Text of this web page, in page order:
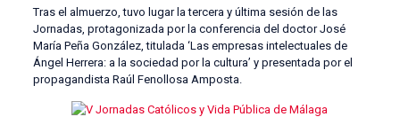
Tras el almuerzo, tuvo lugar la tercera y última sesión de las
Jornadas, protagonizada por la conferencia del doctor José
María Peña González, titulada ‘Las empresas intelectuales de
Ángel Herrera: a la sociedad por la cultura’ y presentada por el
propagandista Raúl Fenollosa Amposta.